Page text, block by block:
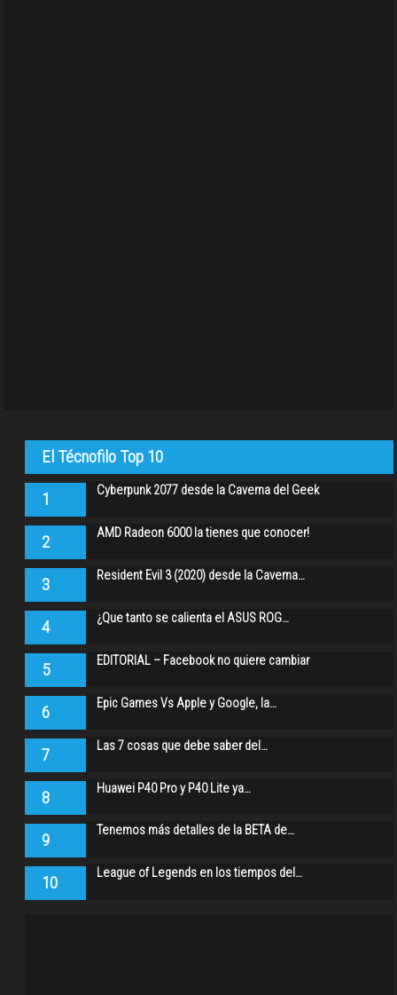
El Técnofilo Top 10
1 Cyberpunk 2077 desde la Caverna del Geek
2 AMD Radeon 6000 la tienes que conocer!
3 Resident Evil 3 (2020) desde la Caverna…
4 ¿Que tanto se calienta el ASUS ROG…
5 EDITORIAL – Facebook no quiere cambiar
6 Epic Games Vs Apple y Google, la…
7 Las 7 cosas que debe saber del…
8 Huawei P40 Pro y P40 Lite ya…
9 Tenemos más detalles de la BETA de…
10 League of Legends en los tiempos del…